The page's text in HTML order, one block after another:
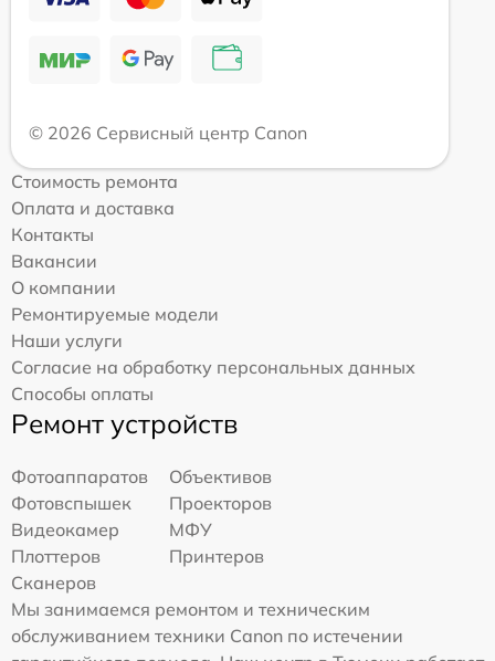
© 2026 Сервисный центр Canon
Стоимость ремонта
Оплата и доставка
Контакты
Вакансии
О компании
Ремонтируемые модели
Наши услуги
Согласие на обработку персональных данных
Способы оплаты
Ремонт устройств
Фотоаппаратов
Объективов
Фотовспышек
Проекторов
Видеокамер
МФУ
Плоттеров
Принтеров
Сканеров
Мы занимаемся ремонтом и техническим
обслуживанием техники Canon по истечении